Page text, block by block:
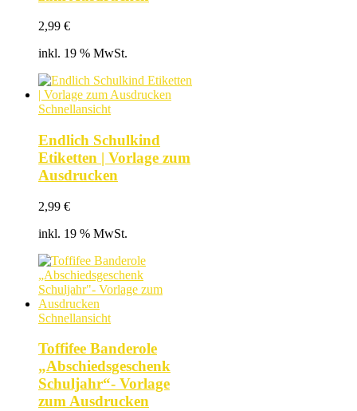
2,99 €
inkl. 19 % MwSt.
Schnellansicht
Endlich Schulkind
Etiketten | Vorlage zum
Ausdrucken
2,99 €
inkl. 19 % MwSt.
Schnellansicht
Toffifee Banderole
„Abschiedsgeschenk
Schuljahr“- Vorlage
zum Ausdrucken